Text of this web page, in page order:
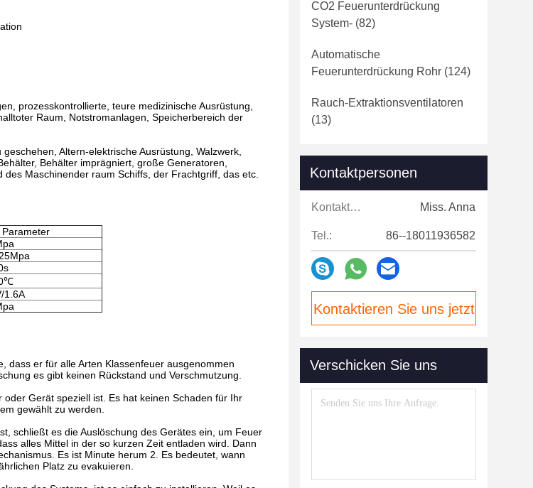
prozesskontrollierte, teure medizinische Ausrüstung,
Raum, Notstromanlagen, Speicherbereich der
Altern-elektrische Ausrüstung, Walzwerk,
Behälter imprägniert, große Generatoren,
Maschinender raum Schiffs, der Frachtgriff, das etc.
1.6A
er für alle Arten Klassenfeuer ausgenommen
es gibt keinen Rückstand und Verschmutzung.
Gerät speziell ist. Es hat keinen Schaden für Ihr
gewählt zu werden.
schließt es die Auslöschung des Gerätes ein, um Feuer
alles Mittel in der so kurzen Zeit entladen wird. Dann
Es ist Minute herum 2. Es bedeutet, wann
Platz zu evakuieren.
CO2 Feuerunterdrückung
System- (82)
Automatische
Feuerunterdrückung Rohr (124)
Rauch-Extraktionsventilatoren
(13)
Kontaktpersonen
Kontaktpersonen: Miss. Anna
Tel.: 86--18011936582
Kontaktieren Sie uns jetzt
Verschicken Sie uns